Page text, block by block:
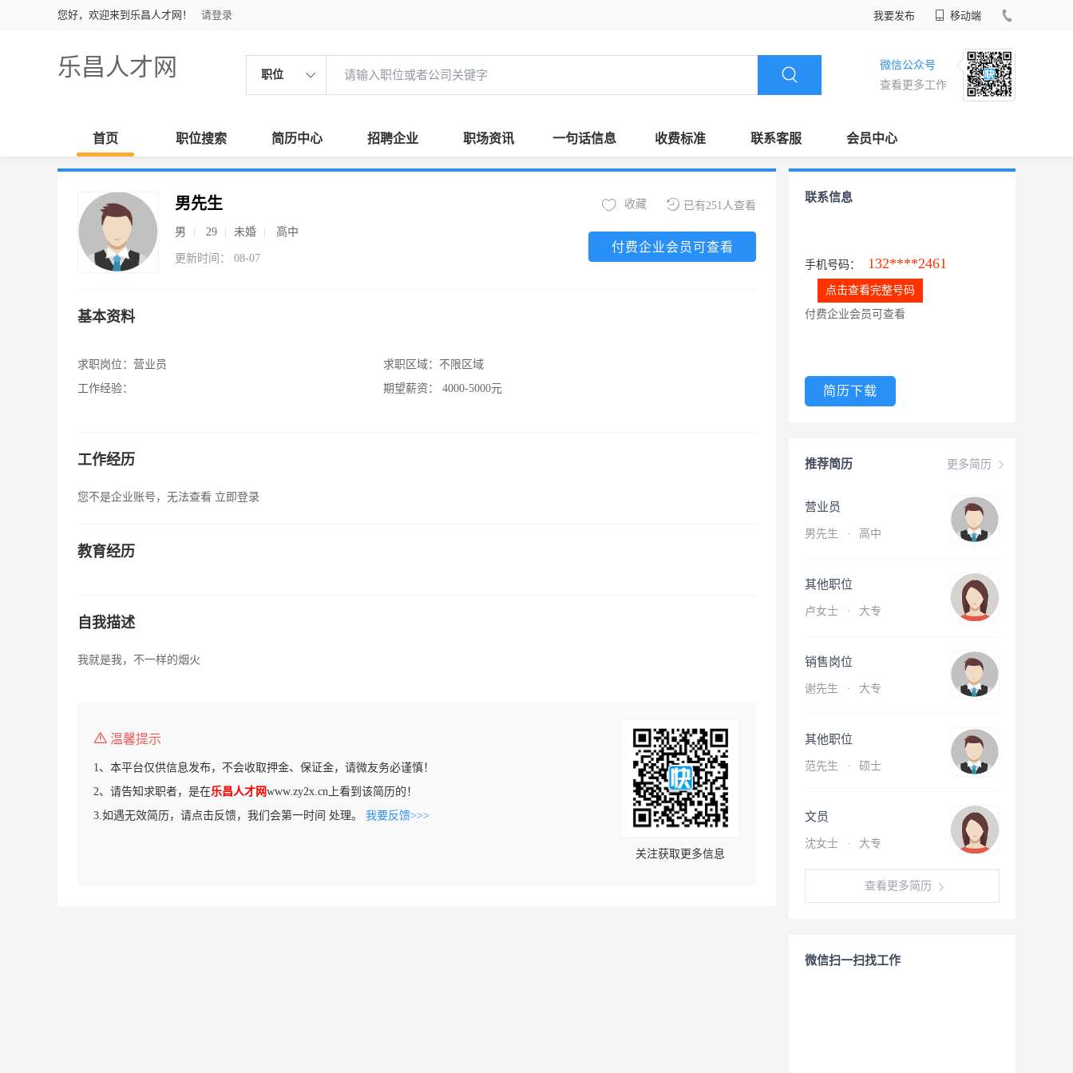
您好，欢迎来到乐昌人才网！ 请登录 我要发布 移动端
乐昌人才网 职位
微信公众号
查看更多工作
首页 职位搜索 简历中心 招聘企业 职场资讯 一句话信息 收费标准 联系客服 会员中心
男先生
男 29 未婚 高中
更新时间： 08-07
已有251人查看
收藏
付费企业会员可查看
基本资料
求职岗位： 营业员
工作经验：
求职区域： 不限区域
期望薪资：
4000-5000元
工作经历
您不是企业账号，无法查看 立即登录
教育经历
自我描述
我就是我，不一样的烟火
温馨提示
1、本平台仅供信息发布，不会收取押金、保证金，请微友务必谨慎！
2、请告知求职者，是在乐昌人才网www.zy2x.cn上看到该简历的！
3.如遇无效简历，请点击反馈，我们会第一时间 处理。 我要反馈>>>
关注获取更多信息
联系信息
手机号码： 132****2461
点击查看完整号码
付费企业会员可查看
简历下载
更多简历
推荐简历
营业员
男先生 · 高中
其他职位
卢女士 · 大专
销售岗位
谢先生 · 大专
其他职位
范先生 · 硕士
文员
沈女士 · 大专
查看更多简历
微信扫一扫找工作